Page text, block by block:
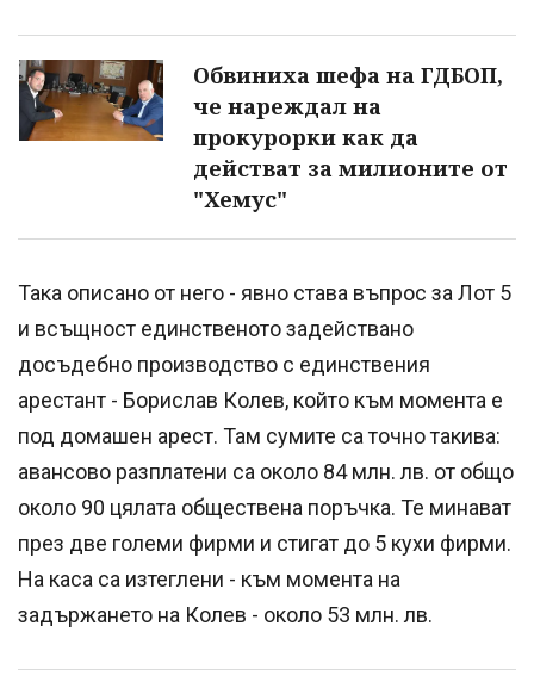
Обвиниха шефа на ГДБОП,
че нареждал на
прокурорки как да
действат за милионите от
"Хемус"
Така описано от него - явно става въпрос за Лот 5
и всъщност единственото задействано
досъдебно производство с единствения
арестант - Борислав Колев, който към момента е
под домашен арест. Там сумите са точно такива:
авансово разплатени са около 84 млн. лв. от общо
около 90 цялата обществена поръчка. Те минават
през две големи фирми и стигат до 5 кухи фирми.
На каса са изтеглени - към момента на
задържането на Колев - около 53 млн. лв.